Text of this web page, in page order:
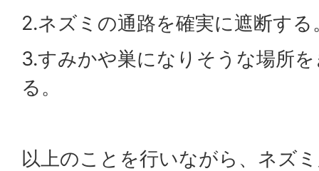
2.ネズミの通路を確実に遮断する
3.すみかや巣になりそうな場所
る。
以上のことを行いながら、ネズ